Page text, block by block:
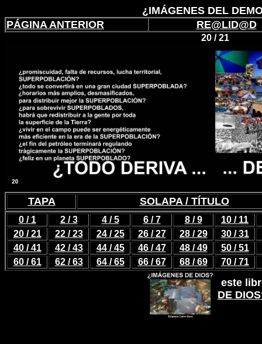
¿IMÁGENES DEL
PÁGINA ANTERIOR
RE@LID@D
20 / 21
TAPA SOLAPA / TÍTULO
0 / 1 2 / 3 4 / 5 6 / 7 8 / 9
10 / 11
20 / 21
22 / 23 24 / 25 26 / 27 28 / 29
30 / 31
40 / 41
42 / 43 44 / 45 46 / 47 48 / 49
50 / 51
60 / 61
62 / 63 64 / 65 66 / 67 68 / 69 70 / 71
este
DE